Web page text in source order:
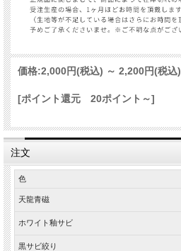
価格:2,000円(税込) ～ 2,200円(税込)
[ポイント還元 20ポイント～]
注文
色
天龍青磁
ホワイト釉サビ
黒サビ絞り